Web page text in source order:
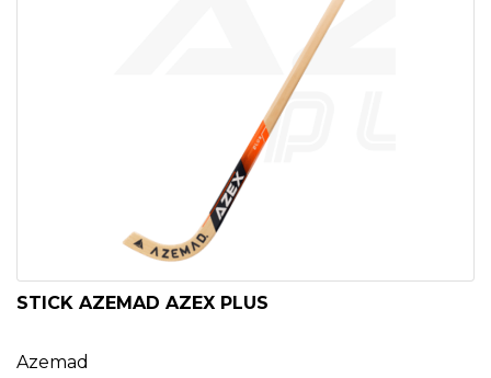
STICK AZEMAD AZEX PLUS
Azemad